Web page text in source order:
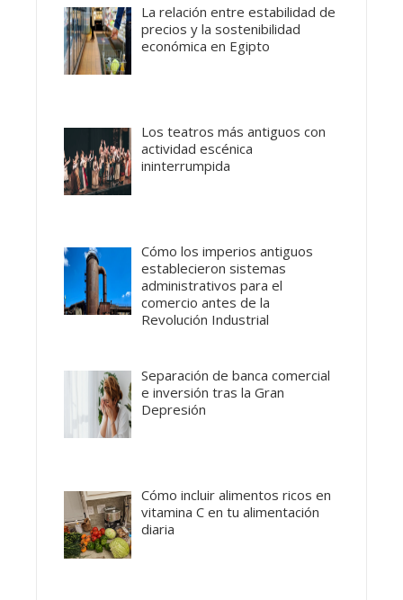
La relación entre estabilidad de
precios y la sostenibilidad
económica en Egipto
Los teatros más antiguos con
actividad escénica
ininterrumpida
Cómo los imperios antiguos
establecieron sistemas
administrativos para el
comercio antes de la
Revolución Industrial
Separación de banca comercial
e inversión tras la Gran
Depresión
Cómo incluir alimentos ricos en
vitamina C en tu alimentación
diaria